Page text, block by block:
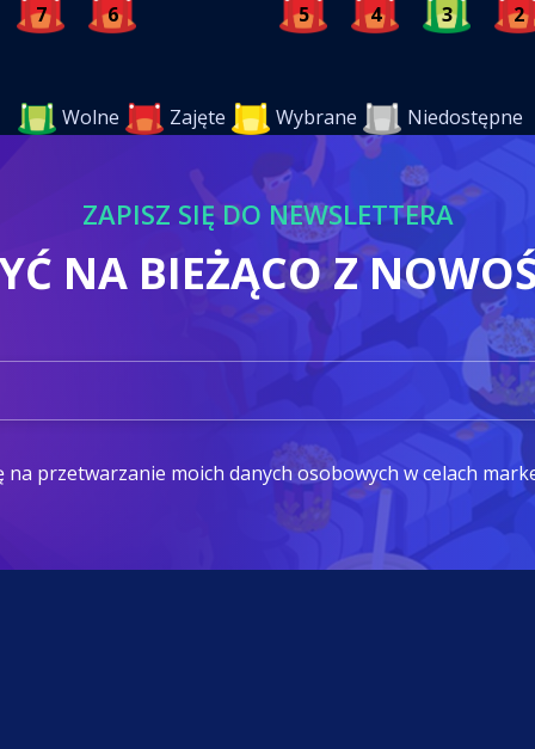
7 6 5 4 3 2
Wolne Zajęte Wybrane Niedostępne
ZAPISZ SIĘ DO NEWSLETTERA
NA BIEŻĄCO Z
na przetwarzanie moich danych osobowych w celach